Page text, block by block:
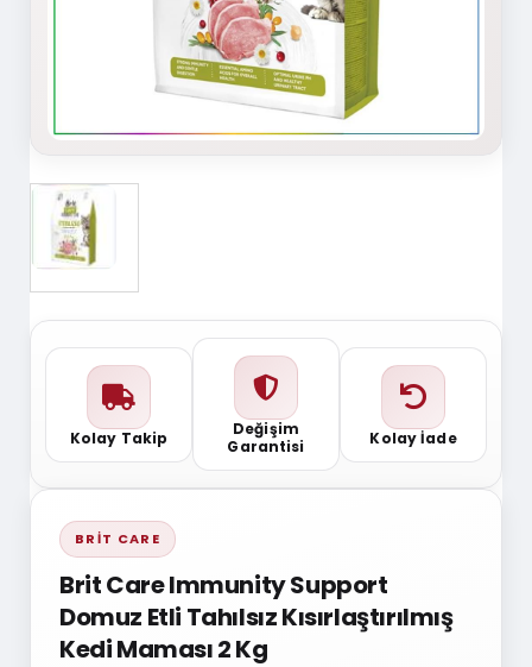
Kolay Takip
Değişim
Garantisi
Kolay İade
BRIT CARE
Brit Care Immunity Support
Domuz Etli Tahılsız Kısırlaştırılmış
Kedi Maması 2 Kg